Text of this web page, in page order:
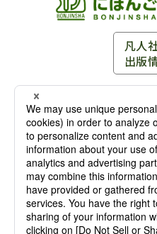
凡人
出版
〒102-0093 東京都千代田
TEL：03-3263-3959／
麹町店
〒102-0093
13 8F［アクセ
TEL：03-
3116
〒541-0056
4-2-10